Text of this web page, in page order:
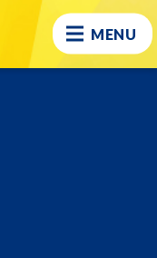
MENU